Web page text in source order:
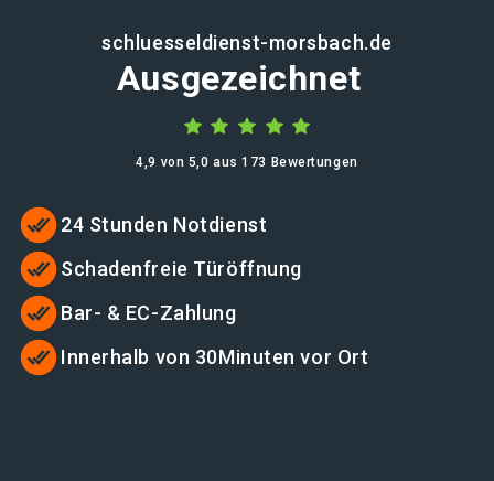
schluesseldienst-morsbach.de
Ausgezeichnet
4,9 von 5,0 aus 173 Bewertungen
24 Stunden Notdienst
Schadenfreie Türöffnung
Bar- & EC-Zahlung
Innerhalb von 30Minuten vor Ort